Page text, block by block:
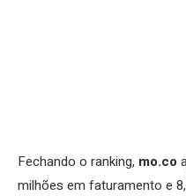
Fechando o ranking, mo.co
milhões em faturamento e